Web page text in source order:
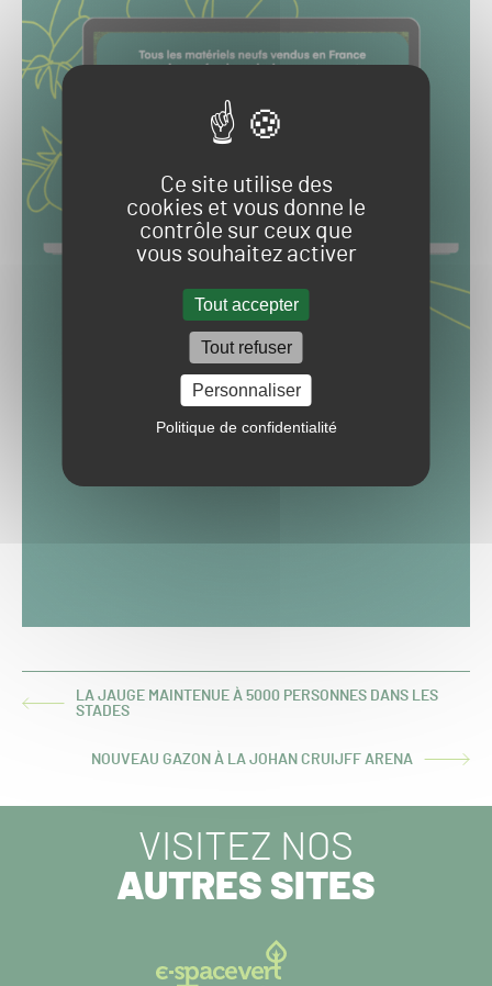
Ce site utilise des
cookies et vous donne le
contrôle sur ceux que
vous souhaitez activer
Tout accepter
Tout refuser
Personnaliser
Politique de confidentialité
ARTICLE
LA JAUGE MAINTENUE À 5000 PERSONNES DANS LES
STADES
ARTICLE
NOUVEAU GAZON À LA JOHAN CRUIJFF ARENA
VISITEZ NOS
AUTRES SITES